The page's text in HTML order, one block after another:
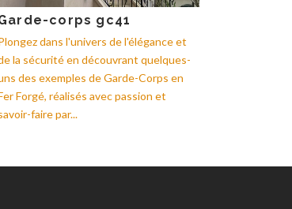
corps gc41
dans l'univers de l'élégance et
la sécurité en découvrant quelques-
des exemples de Garde-Corps en
Forgé, réalisés avec passion et
faire par...